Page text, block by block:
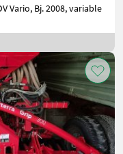
Vario, Bj. 2008, variable